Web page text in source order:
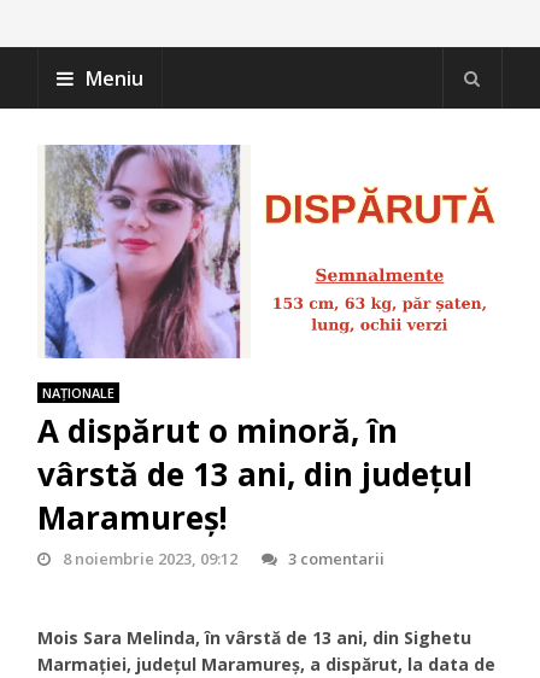
Meniu
NAŢIONALE
A dispărut o minoră, în
vârstă de 13 ani, din județul
Maramureș!
8 noiembrie 2023, 09:12 3 comentarii
Mois Sara Melinda, în vârstă de 13 ani, din Sighetu
Marmației, județul Maramureș, a dispărut, la data de